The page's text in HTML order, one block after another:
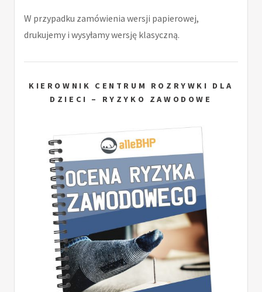
W przypadku zamówienia wersji papierowej,
drukujemy i wysyłamy wersję klasyczną.
KIEROWNIK CENTRUM ROZRYWKI DLA
DZIECI – RYZYKO ZAWODOWE